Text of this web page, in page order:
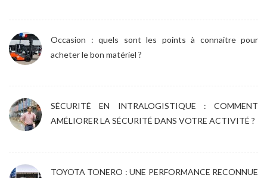
Occasion : quels sont les points à connaitre pour
acheter le bon matériel ?
SÉCURITÉ EN INTRALOGISTIQUE : COMMENT
AMÉLIORER LA SÉCURITÉ DANS VOTRE ACTIVITÉ ?
TOYOTA TONERO : UNE PERFORMANCE RECONNUE